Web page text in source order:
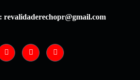
revalidaderechopr@gmail.com